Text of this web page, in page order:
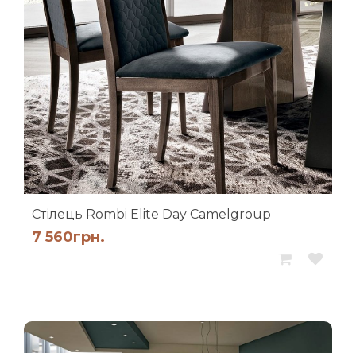
Стілець Rombi Elite Day Camelgroup
7 560грн.